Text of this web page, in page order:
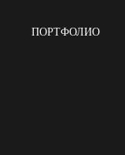
ПОРТФОЛИО